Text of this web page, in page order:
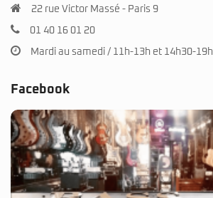
22 rue Victor Massé - Paris 9
01 40 16 01 20
Mardi au samedi / 11h-13h et 14h30-19h
Facebook